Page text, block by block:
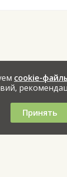
cookie-
Принять